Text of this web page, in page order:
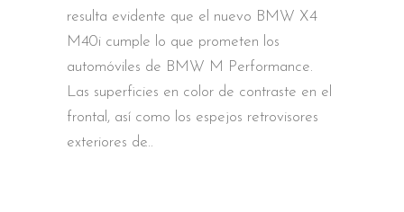
resulta evidente que el nuevo BMW X4
M40i cumple lo que prometen los
automóviles de BMW M Performance.
Las superficies en color de contraste en el
frontal, así como los espejos retrovisores
exteriores de